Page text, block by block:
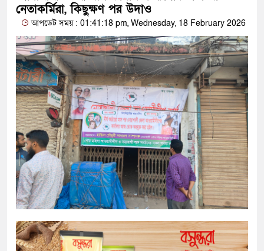
নেতাকর্মিরা, কিছুক্ষণ পর উদাও
আপডেট সময় : 01:41:18 pm, Wednesday, 18 February 2026